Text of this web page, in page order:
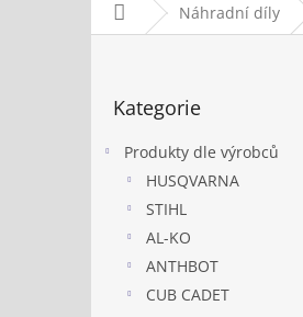
Domů Náhradní díly
kategorie
Kategorie
Produkty dle výrobců
HUSQVARNA
STIHL
AL-KO
ANTHBOT
CUB CADET